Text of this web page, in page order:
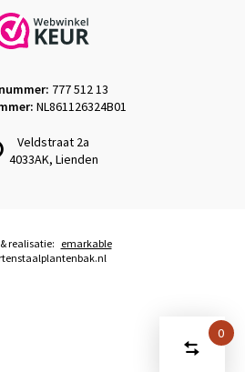
Veldstraat 2a
4033AK, Lienden
777 512 13
NL861126324B01
realisatie: emarkable
0
Vergelijk
Start